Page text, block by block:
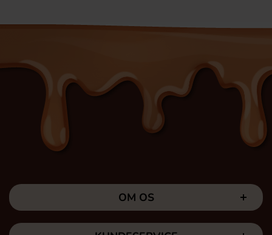
OM OS